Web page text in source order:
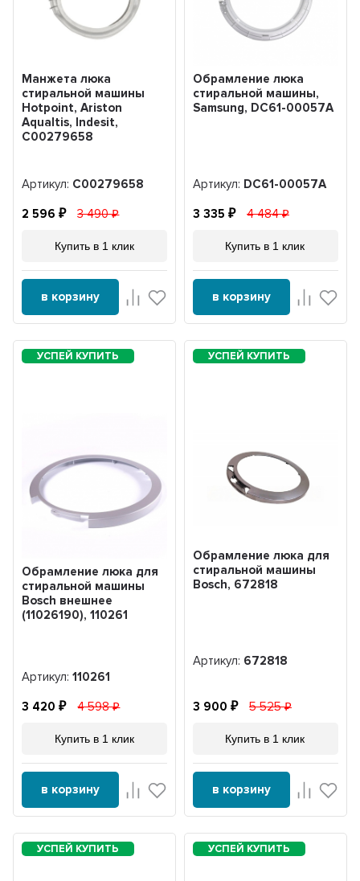
Манжета люка
стиральной машины
Hotpoint, Ariston
Aqualtis, Indesit,
C00279658
Артикул: C00279658
2 596 3 490
Купить в 1 клик
в корзину
Обрамление люка
стиральной машины,
Samsung, DC61-00057A
Артикул: DC61-00057A
3 335 4 484
Купить в 1 клик
в корзину
Обрамление люка для
стиральной машины
Bosch внешнее
(11026190), 110261
Артикул:110261
3 420 4 598
Купить в 1 клик
в корзину
Обрамление люка для
стиральной машины
Bosch, 672818
Артикул: 672818
3 900 5 525
Купить в 1 клик
в корзину